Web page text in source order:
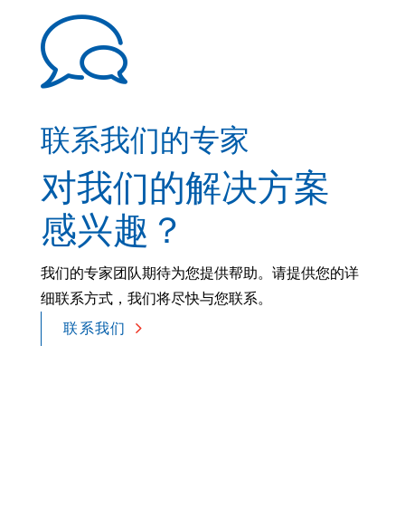
联系我们的专家
对我们的解决方案
感兴趣？
我们的专家团队期待为您提供帮助。请提供您的详
细联系方式，我们将尽快与您联系。
联系我们